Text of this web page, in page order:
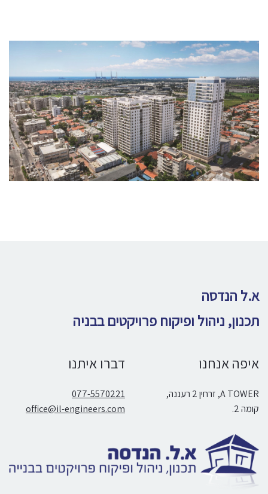
א.ל הנדסה
תכנון, ניהול ופיקוח פרויקטים בבניה
איפה אנחנו
A TOWER, זרחין 2 רעננה,
קומה 2.
דברו איתנו
077-5570221
office@il-engineers.com